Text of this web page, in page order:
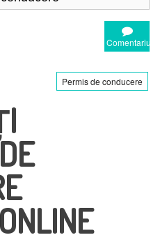
Comentariu
Permis de conducere